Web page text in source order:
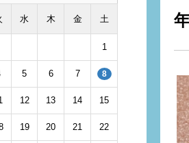
水 木 金 土
1
5 6 7 8
12 13 14 15
19 20 21 22